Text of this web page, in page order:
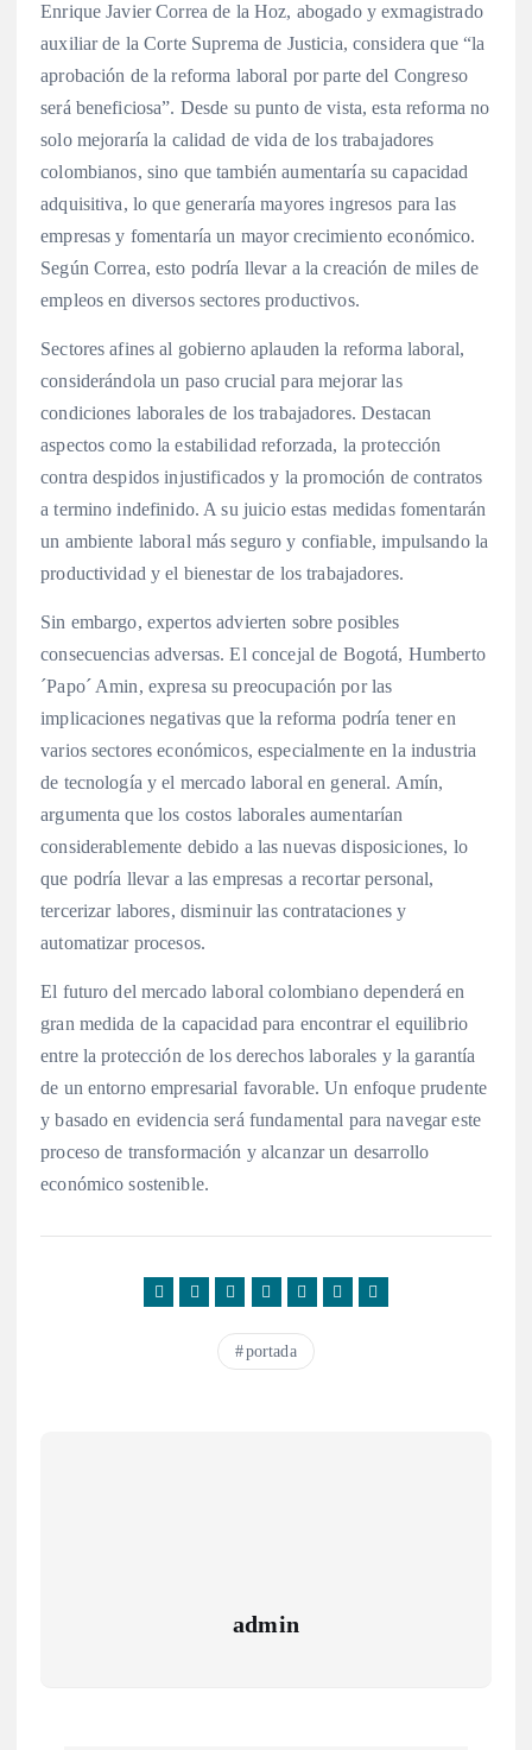
Enrique Javier Correa de la Hoz, abogado y exmagistrado
auxiliar de la Corte Suprema de Justicia, considera que “la
aprobación de la reforma laboral por parte del Congreso
será beneficiosa”. Desde su punto de vista, esta reforma no
solo mejoraría la calidad de vida de los trabajadores
colombianos, sino que también aumentaría su capacidad
adquisitiva, lo que generaría mayores ingresos para las
empresas y fomentaría un mayor crecimiento económico.
Según Correa, esto podría llevar a la creación de miles de
empleos en diversos sectores productivos.
Sectores afines al gobierno aplauden la reforma laboral,
considerándola un paso crucial para mejorar las
condiciones laborales de los trabajadores. Destacan
aspectos como la estabilidad reforzada, la protección
contra despidos injustificados y la promoción de contratos
a termino indefinido. A su juicio estas medidas fomentarán
un ambiente laboral más seguro y confiable, impulsando la
productividad y el bienestar de los trabajadores.
Sin embargo, expertos advierten sobre posibles
consecuencias adversas. El concejal de Bogotá, Humberto
´Papo´ Amin, expresa su preocupación por las
implicaciones negativas que la reforma podría tener en
varios sectores económicos, especialmente en la industria
de tecnología y el mercado laboral en general. Amín,
argumenta que los costos laborales aumentarían
considerablemente debido a las nuevas disposiciones, lo
que podría llevar a las empresas a recortar personal,
tercerizar labores, disminuir las contrataciones y
automatizar procesos.
El futuro del mercado laboral colombiano dependerá en
gran medida de la capacidad para encontrar el equilibrio
entre la protección de los derechos laborales y la garantía
de un entorno empresarial favorable. Un enfoque prudente
y basado en evidencia será fundamental para navegar este
proceso de transformación y alcanzar un desarrollo
económico sostenible.
portada
admin